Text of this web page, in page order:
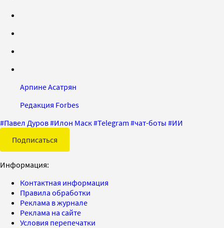
Арпине Асатрян
Редакция Forbes
#Павел Дуров#Илон Маск#Telegram #чат-боты #ИИ
Подписаться
Информация:
Контактная информация
Правила обработки
Реклама в журнале
Реклама на сайте
Условия перепечатки